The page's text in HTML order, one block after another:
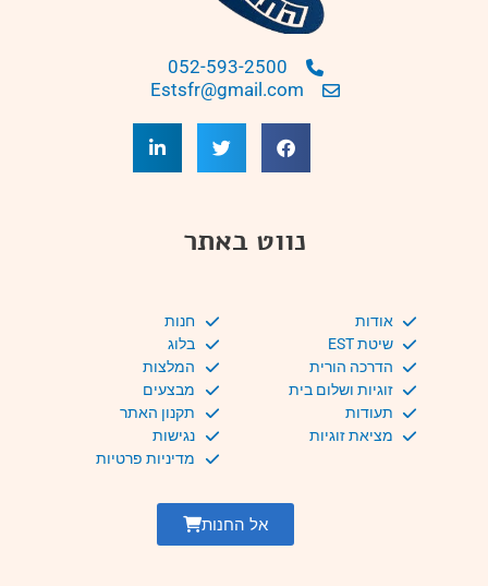
052-593-2500
Estsfr@gmail.com
נווט באתר
אודות
שיטת EST
הדרכה הורית
זוגיות ושלום בית
תעודות
מציאת זוגיות
חנות
בלוג
המלצות
מבצעים
תקנון האתר
נגישות
מדיניות פרטיות
אל החנות